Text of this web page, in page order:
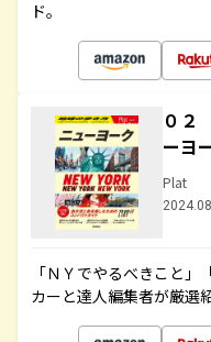
ド。
０２
ーヨ
Plat
「ＮＹでやるべきこと
カーと達人編集者が厳選